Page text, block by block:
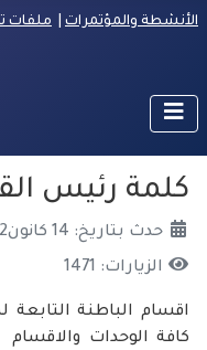
الأنشطة والمؤتمرات ملفات
كلمة رئيس
حدث بتاريخ: 14 كانون2/يناير 2023
الزيارات: 1471
اقسام الباطنة
كافة الوحدات